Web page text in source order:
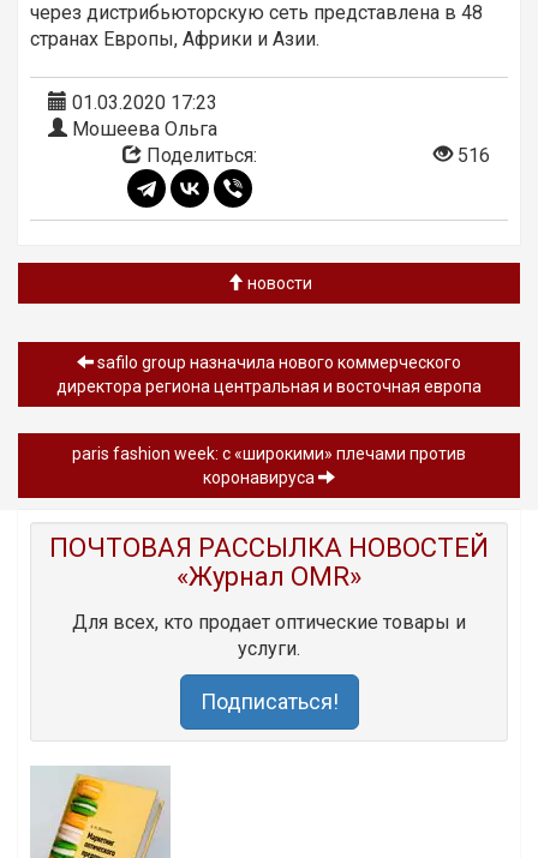
через дистрибьюторскую сеть представлена ​​в 48
странах Европы, Африки и Азии.
01.03.2020 17:23
Мошеева Ольга
Поделиться:
516
новости
safilo group назначила нового коммерческого
директора региона центральная и восточная европа
paris fashion week: с «широкими» плечами против
коронавируса
ПОЧТОВАЯ РАССЫЛКА НОВОСТЕЙ
«Журнал OMR»
Для всех, кто продает оптические товары и
услуги.
Подписаться!